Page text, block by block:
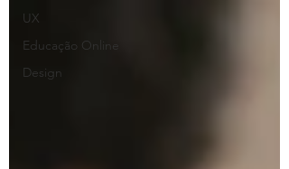
UX
Educação Online
Design